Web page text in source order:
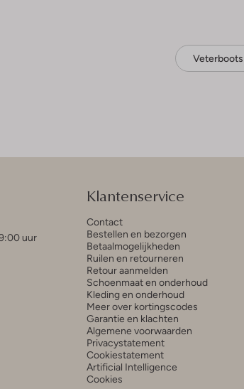
Veterboots
uur
Klantenservice
Contact
Bestellen en bezorgen
Betaalmogelijkheden
Ruilen en retourneren
Retour aanmelden
Schoenmaat en onderhoud
Kleding en onderhoud
Meer over kortingscodes
Garantie en klachten
Algemene voorwaarden
Privacystatement
Cookiestatement
Artificial Intelligence
Cookies